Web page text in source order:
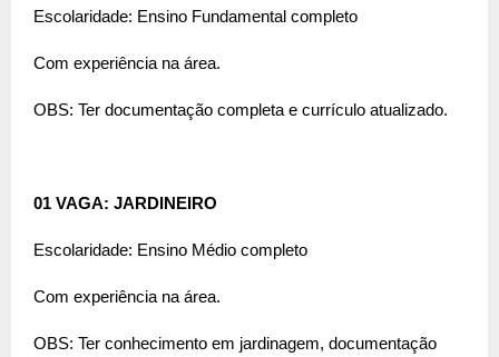
Escolaridade: Ensino Fundamental completo
Com experiência na área.
OBS: Ter documentação completa e currículo atualizado.
01 VAGA: JARDINEIRO
Escolaridade: Ensino Médio completo
Com experiência na área.
OBS: Ter conhecimento em jardinagem, documentação